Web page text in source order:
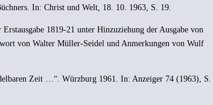
In: Christ und Welt, 18. 10. 1963, S. 19.
1819-21 unter Hinzuziehung der Ausgabe von
von Walter Müller-Seidel und Anmerkungen von Wulf
Zeit …“. Würzburg 1961. In: Anzeiger 74 (1963), S.